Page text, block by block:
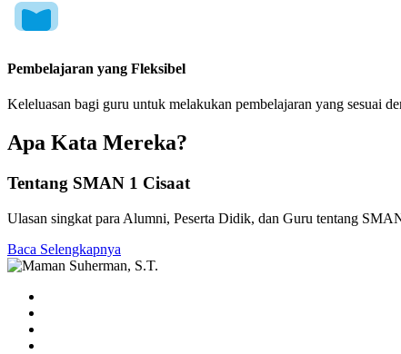
Pembelajaran yang Fleksibel
Keleluasan bagi guru untuk melakukan pembelajaran yang sesuai
Apa Kata Mereka?
Tentang SMAN 1 Cisaat
Ulasan singkat para Alumni, Peserta Didik, dan Guru tentang
Baca Selengkapnya